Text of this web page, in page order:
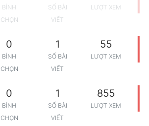
BÌNH
CHỌN
SỐ BÀI
VIẾT
LƯỢT XEM
0
BÌNH
CHỌN
1
SỐ BÀI
VIẾT
55
LƯỢT XEM
0
BÌNH
CHỌN
1
SỐ BÀI
VIẾT
855
LƯỢT XEM